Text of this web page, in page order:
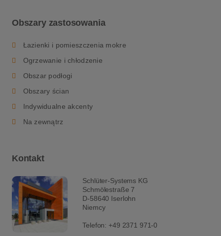
Obszary zastosowania
Łazienki i pomieszczenia mokre
Ogrzewanie i chłodzenie
Obszar podłogi
Obszary ścian
Indywidualne akcenty
Na zewnątrz
Kontakt
Schlüter-Systems KG
Schmölestraße 7
D-58640 Iserlohn
Niemcy
Telefon:+49 2371 971-0